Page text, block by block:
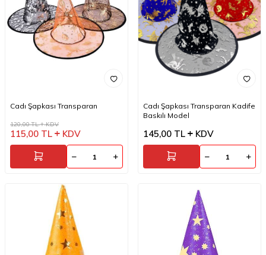
Cadı Şapkası Transparan
120,00TL KDV
115,00 TL KDV
Cadı Şapkası Transparan Kadife
Baskılı Model
145,00 TL KDV